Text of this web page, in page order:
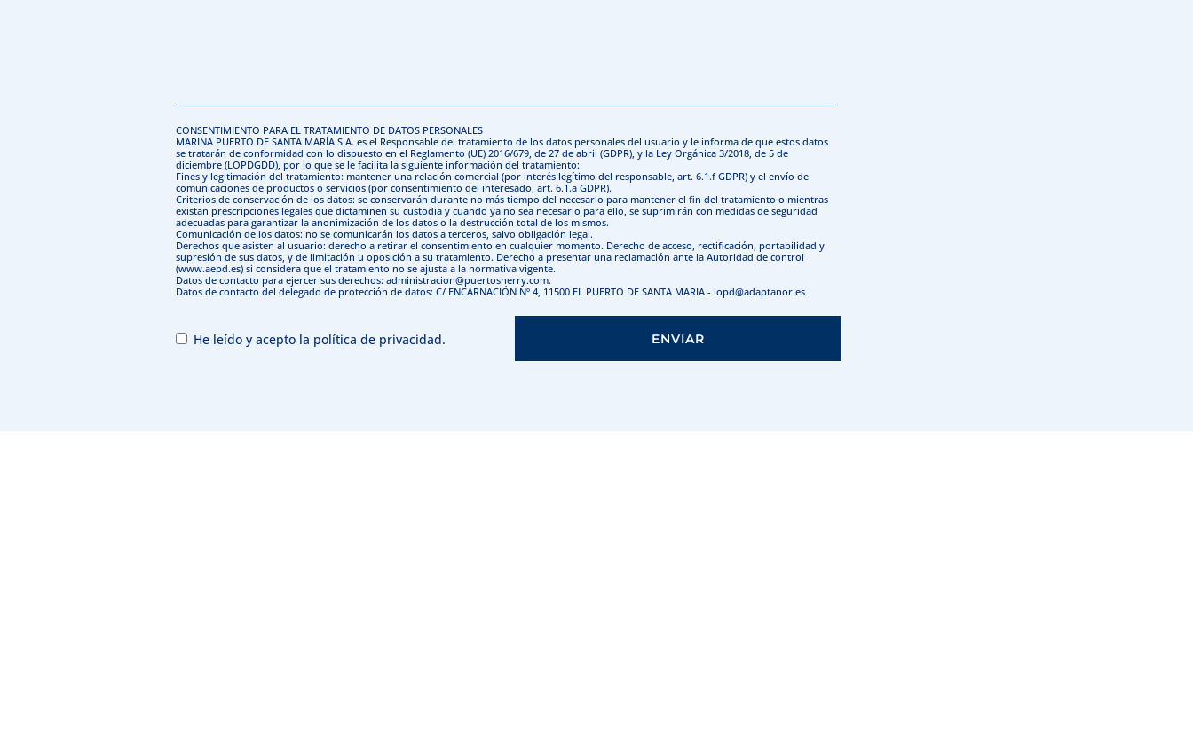
CONSENTIMIENTO PARA EL TRATAMIENTO DE DATOS PERSONALES
MARINA PUERTO DE SANTA MARÍA S.A. es el Responsable del tratamiento de los datos personales del usuario y le informa de que estos datos
se tratarán de conformidad con lo dispuesto en el Reglamento (UE) 2016/679, de 27 de abril (GDPR), y la Ley Orgánica 3/2018, de 5 de
diciembre (LOPDGDD), por lo que se le facilita la siguiente información del tratamiento:
Fines y legitimación del tratamiento: mantener una relación comercial (por interés legítimo del responsable, art. 6.1.f GDPR) y el envío de
comunicaciones de productos o servicios (por consentimiento del interesado, art. 6.1.a GDPR).
Criterios de conservación de los datos: se conservarán durante no más tiempo del necesario para mantener el fin del tratamiento o mientras
existan prescripciones legales que dictaminen su custodia y cuando ya no sea necesario para ello, se suprimirán con medidas de seguridad
adecuadas para garantizar la anonimización de los datos o la destrucción total de los mismos.
Comunicación de los datos: no se comunicarán los datos a terceros, salvo obligación legal.
Derechos que asisten al usuario: derecho a retirar el consentimiento en cualquier momento. Derecho de acceso, rectificación, portabilidad y
supresión de sus datos, y de limitación u oposición a su tratamiento. Derecho a presentar una reclamación ante la Autoridad de control
(www.aepd.es) si considera que el tratamiento no se ajusta a la normativa vigente.
Datos de contacto para ejercer sus derechos: administracion@puertosherry.com.
Datos de contacto del delegado de protección de datos: C/ ENCARNACIÓN Nº 4, 11500 EL PUERTO DE SANTA MARIA - lopd@adaptanor.es
He leído y acepto la política de privacidad.